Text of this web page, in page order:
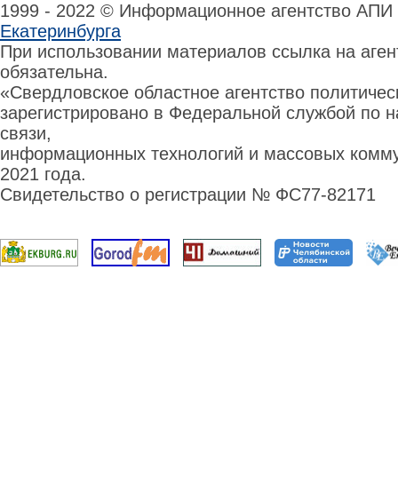
1999 - 2022 © Информационное агентство
Екатеринбурга
При использовании материалов ссылка на
обязательна.
«Свердловское областное агентство
зарегистрировано в Федеральной службой по
связи,
информационных технологий и массовых
2021 года.
Свидетельство о регистрации № ФС77-82171